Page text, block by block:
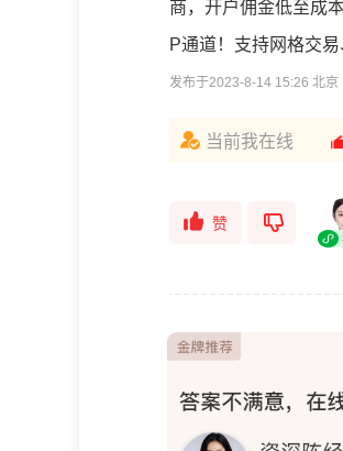
商，开户佣金低至成
P通道！支持网格交易
发布于2023-8-14 15:26 北京
当前我在线
赞